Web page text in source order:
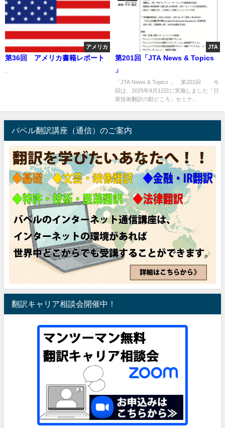
アメリカ
第36回 アメリカ書籍レポート
JTA
第201回「JTA News & Topics
」
「JTA News & Topics 」 第201回 今
回は、2025年9月12日に実施しました「日
英技術翻訳の勘どころ」セミナ...
バベル翻訳講座（通信）のご案内
翻訳キャリア相談会開催中！